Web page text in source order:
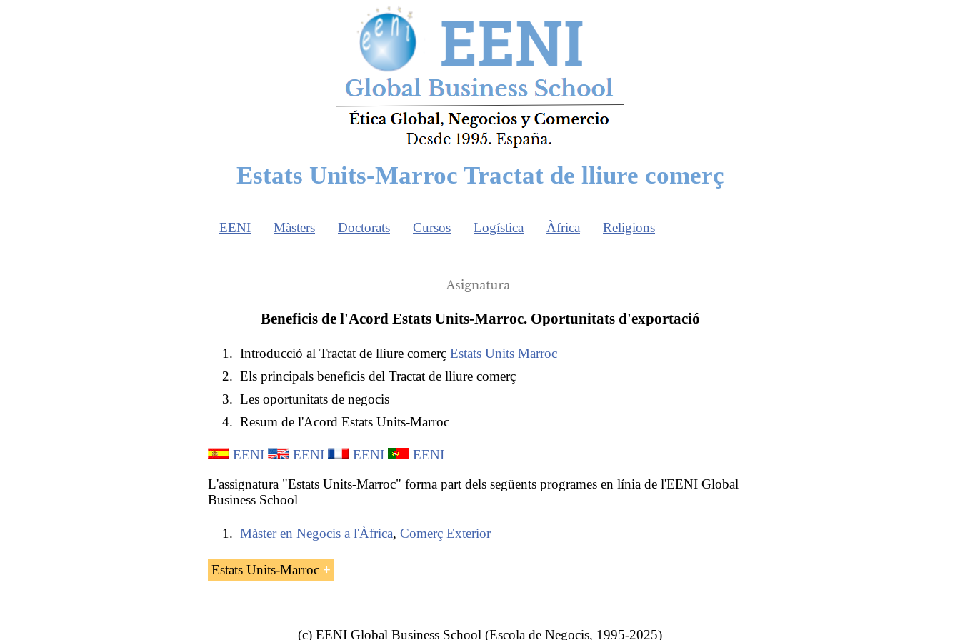
Estats Units-Marroc Tractat de lliure comerç
EENI Màsters Doctorats Cursos Logística Àfrica Religions
Beneficis de l'Acord Estats Units-Marroc. Oportunitats d'exportació
Introducció al Tractat de lliure comerç Estats Units Marroc
Els principals beneficis del Tractat de lliure comerç
Les oportunitats de negocis
Resum de l'Acord Estats Units-Marroc
EENI EENI EENI
EENI
L'assignatura "Estats Units-Marroc" forma part dels següents programes en línia de l'EENI Global
Business School
Màster en Negocis a l'Àfrica, Comerç Exterior
Estats Units-Marroc
(c) EENI Global Business School (Escola de Negocis, 1995-2025)